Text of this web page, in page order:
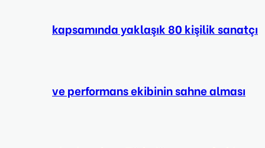
kapsamında yaklaşık 80 kişilik sanatçı
ve performans ekibinin sahne alması